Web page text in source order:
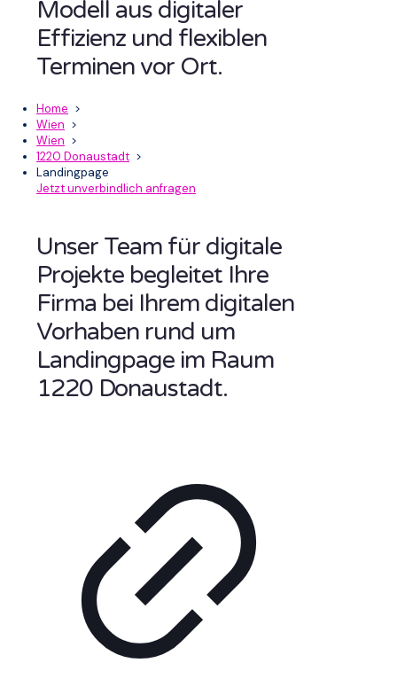
Modell aus digitaler
Effizienz und flexiblen
Terminen vor Ort.
Home >
Wien >
Wien >
1220 Donaustadt >
Landingpage
Jetzt unverbindlich anfragen
Unser Team für digitale
Projekte begleitet Ihre
Firma bei Ihrem digitalen
Vorhaben rund um
Landingpage im Raum
1220 Donaustadt.